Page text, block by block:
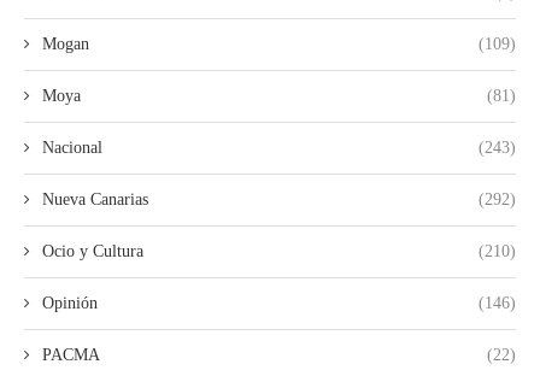
Mogan (109)
Moya (81)
Nacional (243)
Nueva Canarias (292)
Ocio y Cultura (210)
Opinión (146)
PACMA (22)